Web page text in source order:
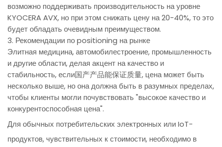
возможно поддерживать производительность на уровне
KYOCERA AVX, но при этом снижать цену на 20-40%, то это
будет обладать очевидным преимуществом.
3. Рекомендации по positioning на рынке
Элитная медицина, автомобилестроение, промышленность
и другие области, делая акцент на качество и
стабильность, если国产产品能保证质量, цена может быть
несколько выше, но она должна быть в разумных пределах,
чтобы клиенты могли почувствовать "высокое качество и
конкурентоспособная цена".
Для обычных потребительских электронных или IoT-
продуктов, чувствительных к стоимости, необходимо в